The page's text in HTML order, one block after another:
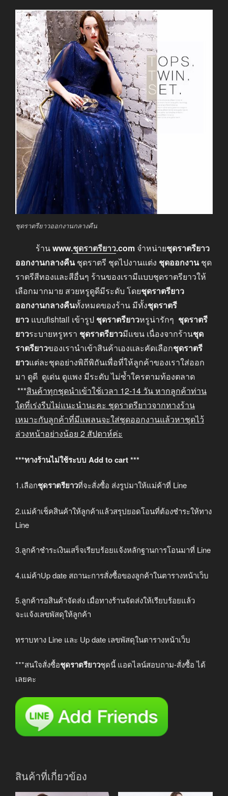
ชุดราตรียาวออกงานกลางคืน
ร้านwww.ชุดราตรียาว.com จำหน่ายชุดราตรียาว
ออกงานกลางคืนชุดราตรี ชุดไปงานแต่ง ชุดออกงานชุด
ราตรีสีทองและสีอื่นๆ ร้านของเรามีแบบชุดราตรียาวให้
เลือกมากมาย สวยหรูดูดีมีระดับ โดยชุดราตรียาว
ออกงานกลางคืนทั้งหมดของร้าน มีทั้งชุดราตรี
ยาว แบบfishtail เข้ารูป ชุดราตรียาวหรูน่ารักๆ ชุดราตรี
ยาวระบายหรูหรา ชุดราตรียาวมีแขน เนื่องจากร้านชุด
ราตรียาวของเรานำเข้าสินค้าเองและคัดเลือกชุดราตรี
ยาวแต่ละชุดอย่างพิถีพิถันเพื่อที่ให้ลูกค้าของเราใส่ออก
มา ดูดี ดูเด่น ดูแพง มีระดับ ไม่ซ้ำใครตามท้องตลาด
***สินค้าทุกชุดนำเข้าใช้เวลา 12-14 วัน หากลูกค้าท่าน
ใดที่เร่งรีบไม่แนะนำนะคะ ชุดราตรียาวจากทางร้าน
เหมาะกับลูกค้าที่มีแพลนจะใส่ชุดออกงานแล้วหาชุดไว้
ล่วงหน้าอย่างน้อย 2 สัปดาห์ค่ะ
***ทางร้านไม่ใช้ระบบ Add to cart ***
1.เลือกชุดราตรียาวที่จะสั่งซื้อ ส่งรูปมาให้แม่ค้าที่ Line
2.แม่ค้าเช็คสินค้าให้ลูกค้าแล้วสรุปยอดโอนที่ต้องชำระให้ทาง
Line
3.ลูกค้าชำระเงินเสร็จเรียบร้อยแจ้งหลักฐานการโอนมาที่ Line
4.แม่ค้าUp date สถานะการสั่งซื้อของลูกค้าในตารางหน้าเว็บ
5.ลูกค้ารอสินค้าจัดส่ง เมื่อทางร้านจัดส่งให้เรียบร้อยแล้ว
จะแจ้งเลขพัสดุให้ลูกค้า
ทราบทาง Line และ Up date เลขพัสดุในตารางหน้าเว็บ
***สนใจสั่งซื้อชุดราตรียาวชุดนี้ แอดไลน์สอบถาม-สั่งซื้อ ได้
เลยคะ
สินค้าที่เกี่ยวข้อง